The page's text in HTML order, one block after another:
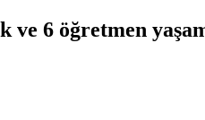
6 öğretmen